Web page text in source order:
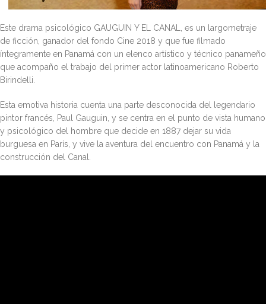
Este drama psicológico GAUGUIN Y EL CANAL, es un largometraje
de ficción, ganador del fondo Cine 2018 y que fue filmado
íntegramente en Panamá con un elenco artístico y técnico panameño
que acompaño el trabajo del primer actor latinoamericano Roberto
Birindelli.
Esta emotiva historia cuenta una parte desconocida del legendario
pintor francés, Paul Gauguin, y se centra en el punto de vista humano
y psicológico del hombre que decide en 1887 dejar su vida
burguesa en París, y vive la aventura del encuentro con Panamá y la
construcción del Canal.